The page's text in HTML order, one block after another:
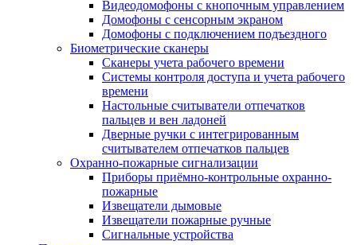
Видеодомофоны с кнопочным управлением
Домофоны с сенсорным экраном
Домофоны с подключением подъездного
Биометрические сканеры
Сканеры учета рабочего времени
Системы контроля доступа и учета рабочего
времени
Настольные считыватели отпечатков
пальцев и вен ладоней
Дверные ручки с интегрированным
считывателем отпечатков пальцев
Охранно-пожарные сигнализации
Приборы приёмно-контрольные охранно-
пожарные
Извещатели дымовые
Извещатели пожарные ручные
Сигнальные устройства